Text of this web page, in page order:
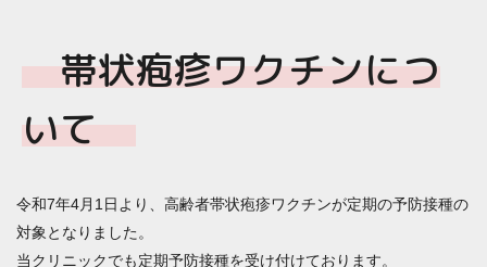
帯状疱疹ワクチンにつ
いて
令和7年4月1日より、高齢者帯状疱疹ワクチンが定期の予防接種の
対象となりました。
当クリニックでも定期予防接種を受け付けております。